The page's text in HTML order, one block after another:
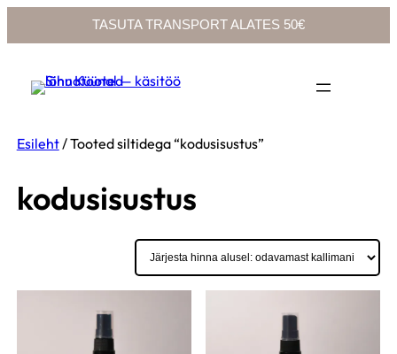
TASUTA TRANSPORT ALATES 50€
Esileht/ Tooted siltidega “kodusisustus”
kodusisustus